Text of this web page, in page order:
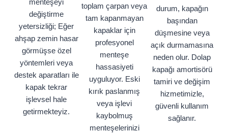
menteşeyi
değiştirme
yetersizliği; Eğer
ahşap zemin hasar
görmüşse özel
yöntemleri veya
destek aparatları ile
kapak tekrar
işlevsel hale
getirmekteyiz.
toplam çarpan veya
tam kapanmayan
kapaklar için
profesyonel
menteşe
hassasiyeti
uyguluyor. Eski
kırık paslanmış
veya işlevi
kaybolmuş
menteşelerinizi
durum, kapağın
başından
düşmesine veya
açık durmamasına
neden olur. Dolap
kapağı amortisörü
tamiri ve değişim
hizmetimizle,
güvenli kullanım
sağlanır.